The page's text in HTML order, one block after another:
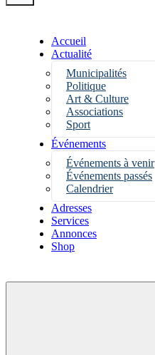
Accueil
Actualité
Municipalités
Politique
Art & Culture
Associations
Sport
Événements
Événements à venir
Événements passés
Calendrier
Adresses
Services
Annonces
Shop